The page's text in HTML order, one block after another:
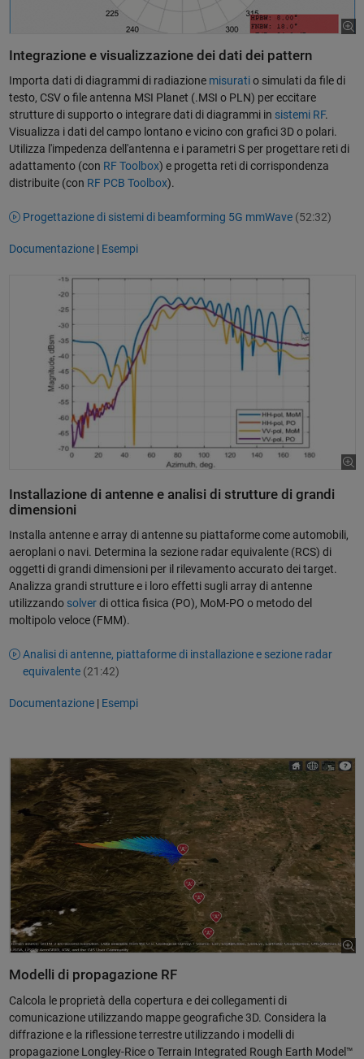
Integrazione e visualizzazione dei dati dei pattern
Importa dati di diagrammi di radiazione misuratio simulati da file di
testo, CSV o file antenna MSI Planet (.MSI o PLN) per eccitare
strutture di supporto o integrare dati di diagrammi in sistemi RF.
Visualizza i dati del campo lontano e vicino con grafici 3D o polari.
Utilizza l'impedenza dell'antenna e i parametri S per progettare reti di
adattamento (con RF Toolbox) e progetta reti di corrispondenza
distribuite (con RF PCB Toolbox).
Progettazione di sistemi di beamforming 5G mmWave (52:32)
Documentazione| Esempi
Installazione di antenne e analisi di strutture di grandi
dimensioni
Installa antenne e array di antenne su piattaforme come automobili,
aeroplani o navi. Determina la sezione radar equivalente (RCS) di
oggetti di grandi dimensioni per il rilevamento accurato dei target.
Analizza grandi strutture e i loro effetti sugli array di antenne
utilizzando solverdi ottica fisica (PO), MoM-PO o metodo del
moltipolo veloce (FMM).
Analisi di antenne, piattaforme di installazione e sezione radar
equivalente (21:42)
Documentazione| Esempi
Modelli di propagazione RF
Calcola le proprietà della copertura e dei collegamenti di
comunicazione utilizzando mappe geografiche 3D. Considera la
diffrazione e la riflessione terrestre utilizzando i modelli di
propagazione Longley-Rice o Terrain Integrated Rough Earth Model™